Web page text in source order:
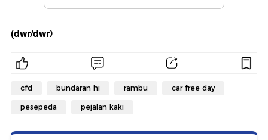
(dwr/dwr)
cfd bundaran hi rambu car free day
pesepeda pejalan kaki